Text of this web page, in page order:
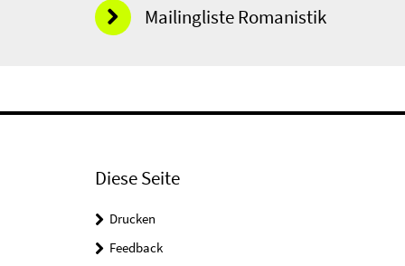
Mailingliste Romanistik
Diese Seite
Drucken
Feedback